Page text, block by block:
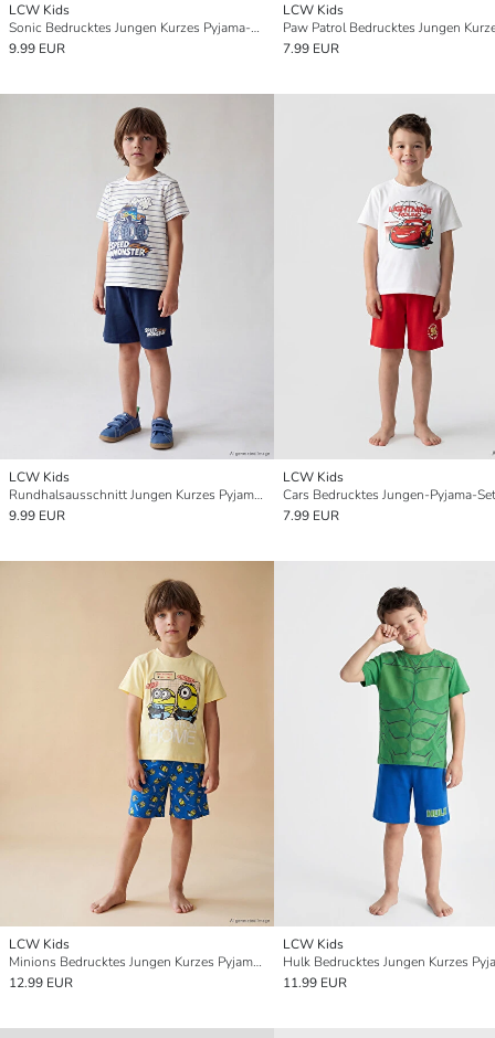
LCW Kids
Sonic Bedrucktes Jungen Kurzes Pyjama-Set
9.99 EUR
LCW Kids
7.99 EUR
LCW Kids
Rundhalsausschnitt Jungen Kurzes Pyjama-Set
9.99 EUR
LCW Kids
Cars Bedrucktes Jungen-Pyjama-Set
7.99 EUR
LCW Kids
Minions Bedrucktes Jungen Kurzes Pyjama-Set
12.99 EUR
LCW Kids
Hulk Bedrucktes Jungen Kurzes
11.99 EUR